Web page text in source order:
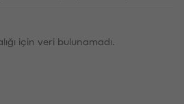
için veri bulunamadı.